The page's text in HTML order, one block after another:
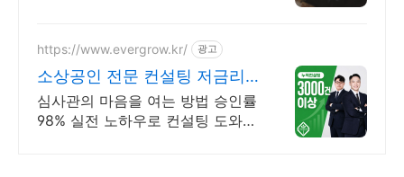
https://www.evergrow.kr/ 광고
소상공인 전문 컨설팅 저금리
정책자금 지금 신청
심사관의 마음을 여는 방법 승인률
98% 실전 노하우로 컨설팅 도와드